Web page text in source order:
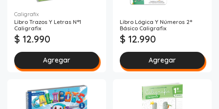
Caligrafix
Libro Trazos Y Letras N°1
Caligrafix
$ 12.990
Agregar
Libro Lógica Y Números 2°
Básico Caligrafix
$ 12.990
Agregar